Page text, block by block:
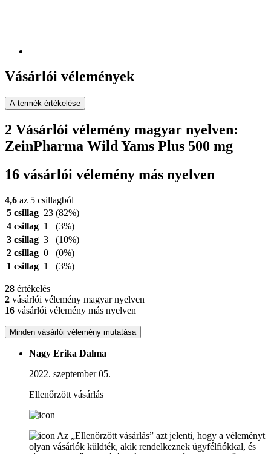
Vásárlói vélemények
A termék értékelése
2 Vásárlói vélemény magyar nyelven:
ZeinPharma Wild Yams Plus 500 mg
16 vásárlói vélemény más nyelven
4,6 az 5 csillagból
5 csillag 23 (82%)
4 csillag 1
(3%)
3 csillag 3
(10%)
2 csillag 0
(0%)
1 csillag 1 (3%)
28 értékelés
2 vásárlói vélemény magyar nyelven
16 vásárlói vélemény más nyelven
Minden vásárlói vélemény mutatása
Nagy Erika Dalma
2022. szeptember 05.
Ellenőrzött vásárlás
Az „Ellenőrzött vásárlás” azt jelenti, hogy a véleményt
olyan vásárlók küldték, akik rendelkeznek ügyfélfiókkal, és